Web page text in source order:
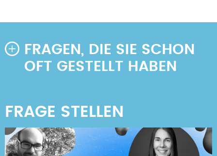
FRAGEN, DIE SIE SCHON
OFT GESTELLT HABEN